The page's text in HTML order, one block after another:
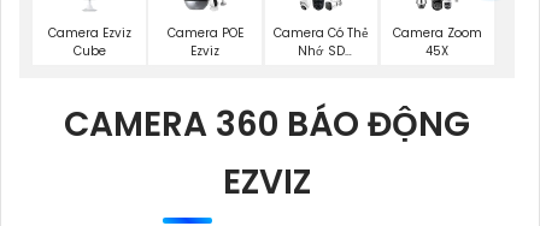
Camera Ezviz
Cube
Camera POE
Ezviz
Camera Có Thẻ
Nhớ SD
Camera Zoom
45X
CAMERA 360 BÁO ĐỘNG
EZVIZ